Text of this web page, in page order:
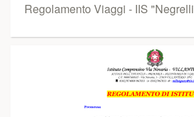
Regolamento Viaggi - IIS "Negrelli